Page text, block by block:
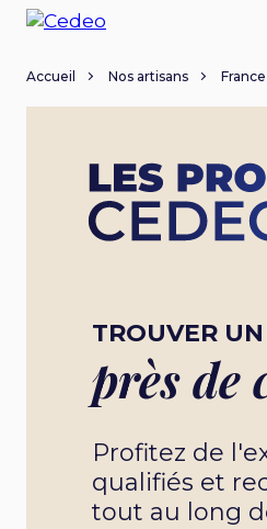
Accueil Nos artisans France
TROUVER
près de
Profitez de
qualifiés et
tout au long